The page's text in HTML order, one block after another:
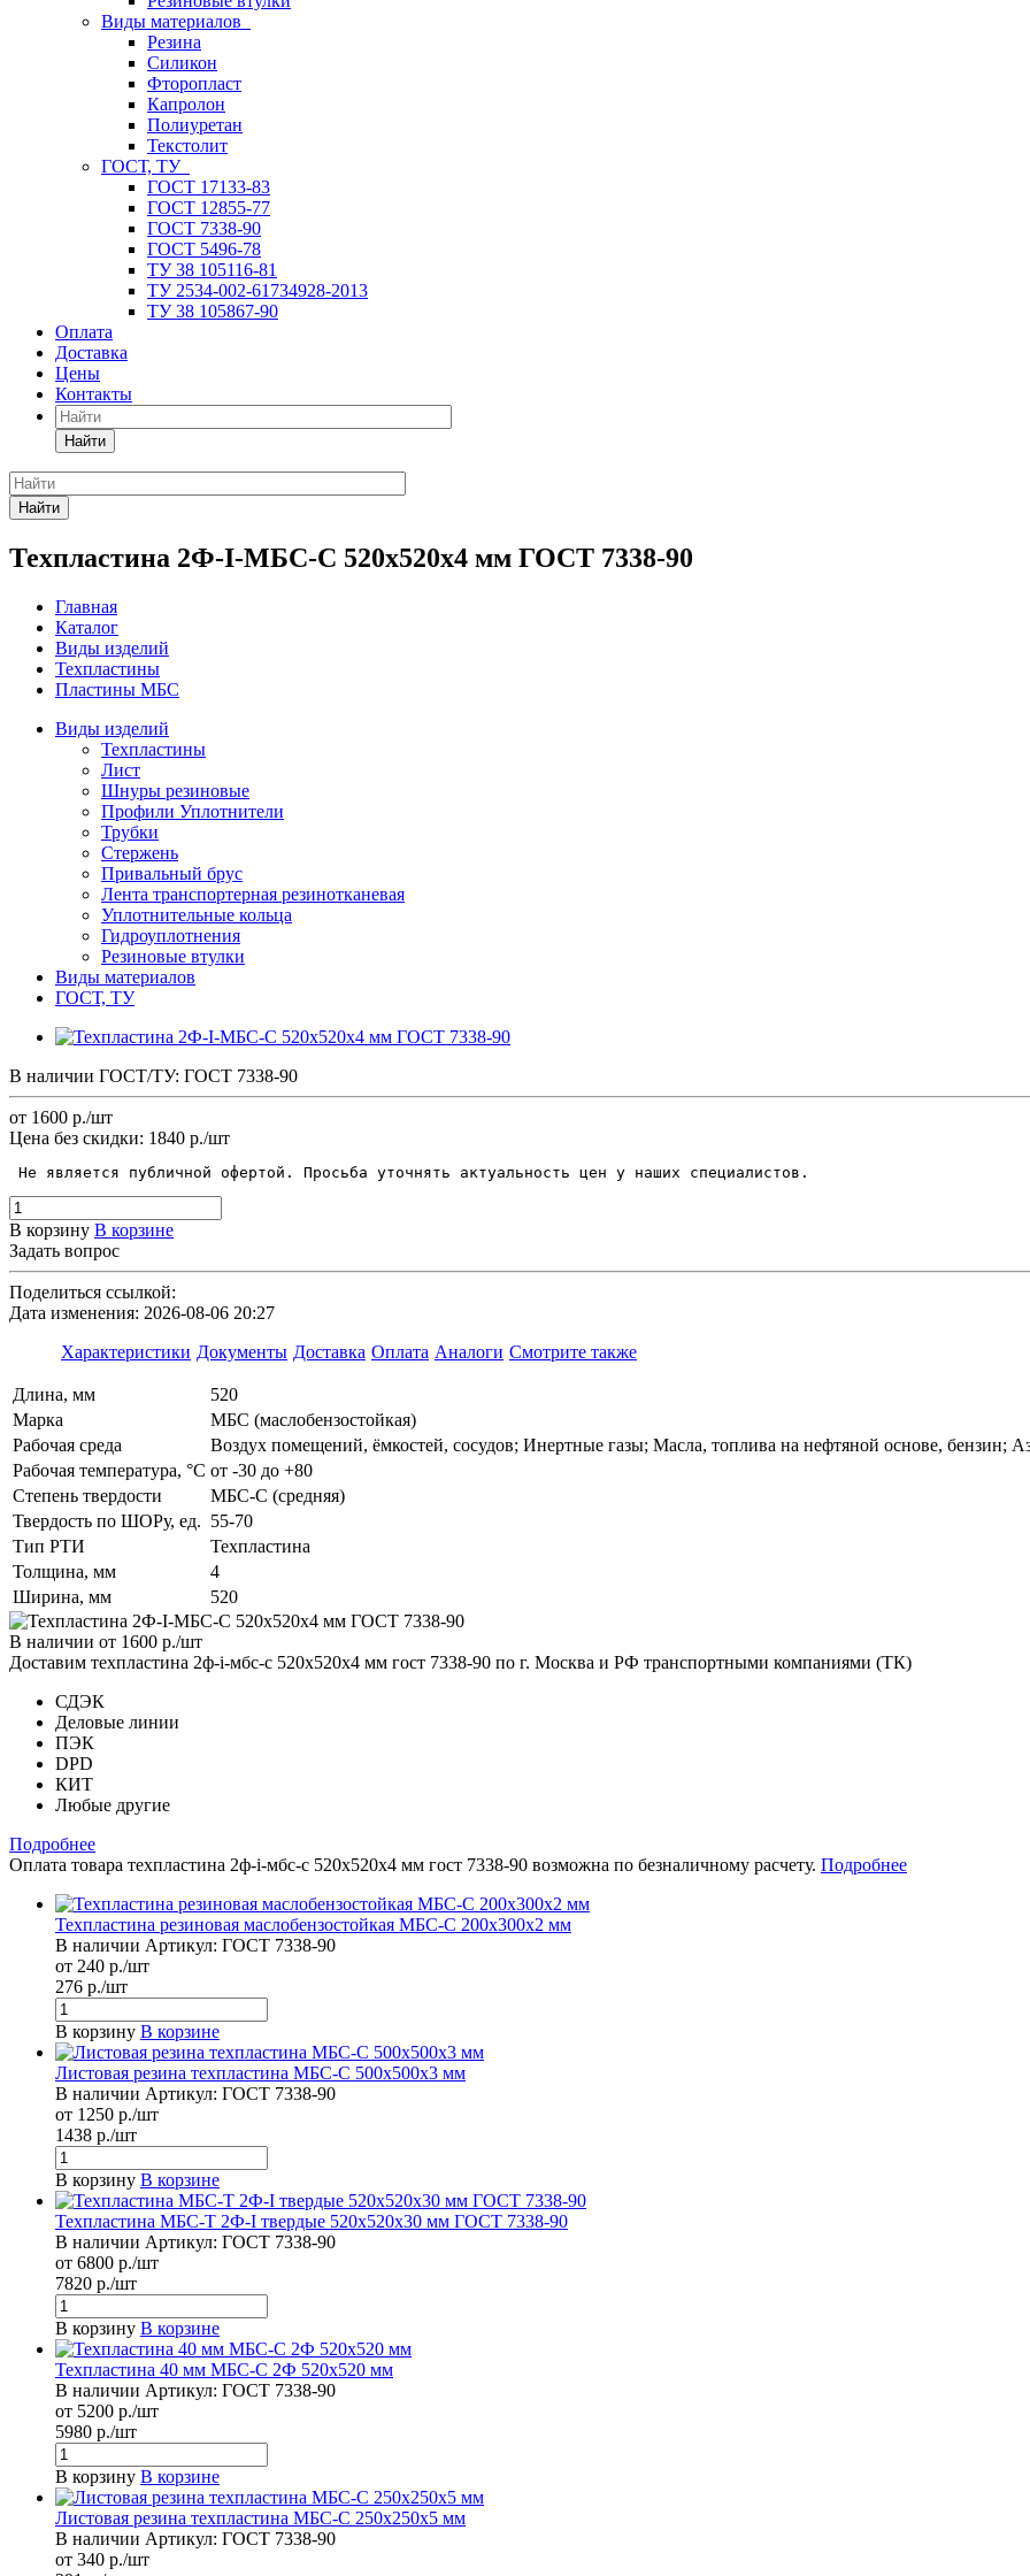
Виды материалов
Резина
Силикон
Фторопласт
Капролон
Полиуретан
Текстолит
ГОСТ, ТУ
ГОСТ 17133-83
ГОСТ 12855-77
ГОСТ 7338-90
ГОСТ 5496-78
ТУ 38 105116-81
ТУ 2534-002-61734928-2013
ТУ 38 105867-90
Оплата
Доставка
Цены
Контакты
Найти
Найти
Техпластина 2Ф-I-МБС-С 520х520х4 мм ГОСТ 7338-90
Главная
Каталог
Виды изделий
Техпластины
Пластины МБС
Виды изделий
Техпластины
Лист
Шнуры резиновые
Профили Уплотнители
Трубки
Стержень
Привальный брус
Лента транспортерная резинотканевая
Уплотнительные кольца
Гидроуплотнения
Резиновые втулки
Виды материалов
ГОСТ, ТУ
В наличии ГОСТ/ТУ: ГОСТ 7338-90
от 1600 р./шт
Цена без скидки: 1840 р./шт
Не является публичной офертой. Просьба уточнять актуальность цен у наших специалистов.
В корзину В корзине
Задать вопрос
Поделиться ссылкой:
Дата изменения: 2026-08-06 20:27
Характеристики Документы Доставка Оплата Аналоги Смотрите также
Длина, мм
520
Марка
МБС (маслобензостойкая)
Рабочая среда
Воздух помещений, ёмкостей, сосудов; Инертные газы; Масла, топлива на нефтяной основе, бензин;
Рабочая температура, °C от -30 до +80
Степень твердости
МБС-С (средняя)
Твердость по ШОРу, ед. 55-70
Тип РТИ
Техпластина
Толщина, мм
4
Ширина, мм
520
В наличии от 1600 р./шт
Доставим техпластина 2ф-i-мбс-с 520х520х4 мм гост 7338-90 по г. Москва и РФ транспортными компаниями (ТК)
СДЭК
Деловые линии
ПЭК
DPD
КИТ
Любые другие
Подробнее
Оплата товара техпластина 2ф-i-мбс-с 520х520х4 мм гост 7338-90 возможна по безналичному расчету. Подробнее
Техпластина резиновая маслобензостойкая МБС-С 200х300х2 мм
В наличии Артикул: ГОСТ 7338-90
от 240 р./шт
276 р./шт
В корзину В корзине
Листовая резина техпластина МБС-С 500x500х3 мм
В наличии Артикул: ГОСТ 7338-90
от 1250 р./шт
1438 р./шт
В корзину В корзине
Техпластина МБС-Т 2Ф-I твердые 520х520х30 мм ГОСТ 7338-90
В наличии Артикул: ГОСТ 7338-90
от 6800 р./шт
7820 р./шт
В корзину В корзине
Техпластина 40 мм МБС-С 2Ф 520х520 мм
В наличии Артикул: ГОСТ 7338-90
от 5200 р./шт
5980 р./шт
В корзину В корзине
Листовая резина техпластина МБС-С 250x250х5 мм
В наличии Артикул: ГОСТ 7338-90
от 340 р./шт